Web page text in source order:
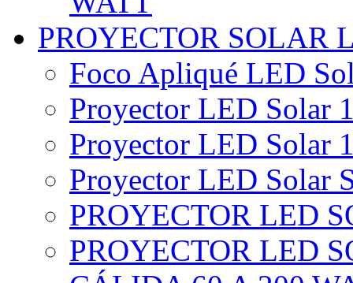
PROYECTOR SOLAR
Foco Apliqué LED
Proyector LED Solar
Proyector LED Solar
Proyector LED Solar
PROYECTOR LED
PROYECTOR LED